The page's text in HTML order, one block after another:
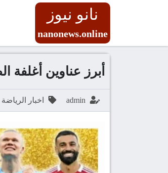
نانو نيوز
nanonews.online
أبرز عناوين أغلفة
admin اخبار الرياضة